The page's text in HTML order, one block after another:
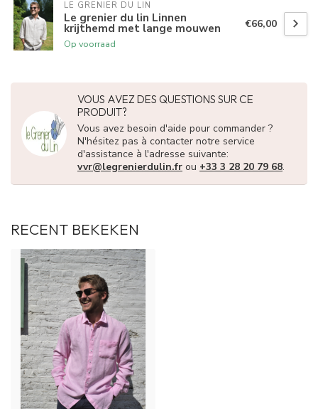
LE GRENIER DU LIN
Le grenier du lin Linnen
krijthemd met lange mouwen
Op voorraad
€66,00
VOUS AVEZ DES QUESTIONS SUR CE
PRODUIT?
Vous avez besoin d'aide pour commander ?
N'hésitez pas à contacter notre service
d'assistance à l'adresse suivante:
vvr@legrenierdulin.fr ou +33 3 28 20 79 68.
RECENT BEKEKEN